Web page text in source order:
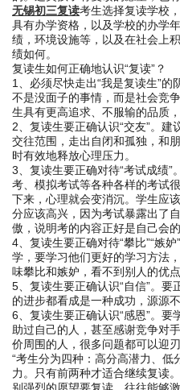
无锡初三复读考生选择复读学校
具有办学资格，以及学校的办学
绩，环境设施等，以及在社会上
绩如何。
复读生如何正确地认识“复读”？
1、必须尽快走出“我是复读生”的
不是没面子的事情，而是社会竞
生具有更高追求、不服输的品质
2、复读生要正确认识“交友”。
交往范围，走出自闭和孤独，和
时有效地释放心理压力。
3、复读生要正确对待“考试成绩”
考、模拟考试等各种各样的考试
下来，心理就会变消沉。学生应
分应该高兴，因为考试暴露出了
傲，说明考的内容正好是自己会
4、复读生要正确对待“攀比”“嫉
学，要学习他们更好的学习方法
味攀比和嫉妒，看不到别人的优
5、复读生要正确认识“自信”。
的进步都看成是一种成功，源源
6、复读生要正确认识“感恩”。
助过自己的人，甚至感谢竞争对
价周围的人，很多问题都可以迎刃
“考生分为四种：高分高潜力、
力。只有前两种才适合继续复读